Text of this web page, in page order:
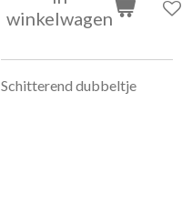
winkelwagen
Schitterend dubbeltje